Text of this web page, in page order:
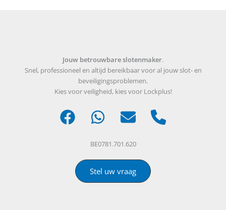
Jouw betrouwbare slotenmaker.
Snel, professioneel en altijd bereikbaar voor al jouw slot- en
beveiligingsproblemen.
Kies voor veiligheid, kies voor Lockplus!
BE0781.701.620
Stel uw vraag